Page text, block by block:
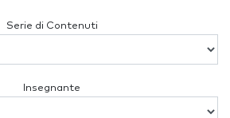
Serie di Contenuti
Insegnante